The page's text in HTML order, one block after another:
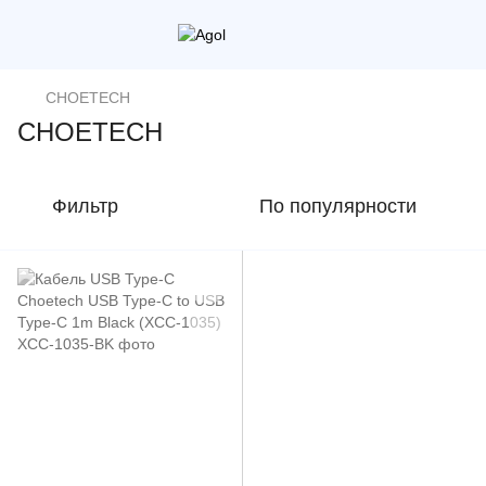
CHOETECH
CHOETECH
Фильтр По популярности